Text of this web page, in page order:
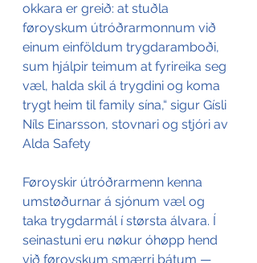
okkara er greið: at stuðla
føroyskum útróðrarmonnum við
einum einföldum trygdaramboði,
sum hjálpir teimum at fyrireika seg
væl, halda skil á trygdini og koma
trygt heim til family sína,“ sigur Gísli
Níls Einarsson, stovnari og stjóri av
Alda Safety
Føroyskir útróðrarmenn kenna
umstøðurnar á sjónum væl og
taka trygdarmál í størsta álvara. Í
seinastuni eru nøkur óhøpp hend
við føroyskum smærri bátum —